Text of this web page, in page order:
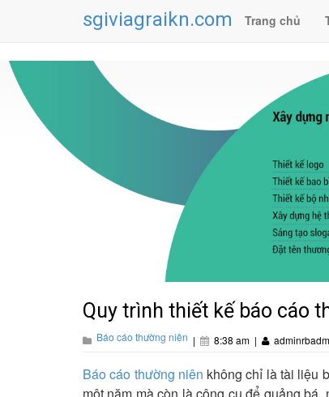
sgiviagraikn.com Trang chủ
Quy trình thiết kế báo cáo
Báo cáo thường niên | 8:38 am |
Báo cáo thường niên không chỉ là tài liệu